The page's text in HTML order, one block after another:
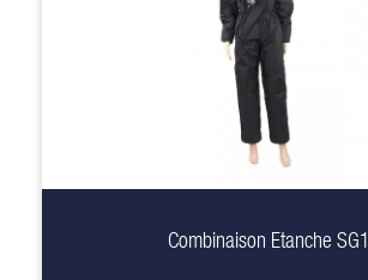
+
Combinaison Etanche SG1